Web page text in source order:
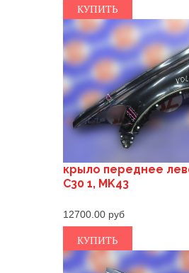
КУПИТЬ
крыло переднее
C30 1, MK43
12700.00
КУПИТЬ